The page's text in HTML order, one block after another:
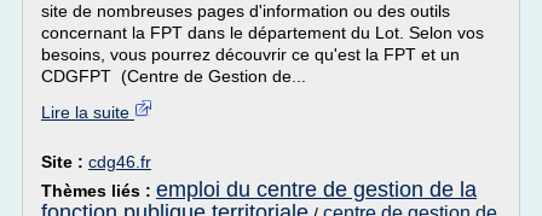
site de nombreuses pages d'information ou des outils
concernant la FPT dans le département du Lot. Selon vos
besoins, vous pourrez découvrir ce qu'est la FPT et un
CDGFPT (Centre de Gestion de...
Lire la suite
Site : cdg46.fr
Thèmes liés : emploi du centre de gestion de la